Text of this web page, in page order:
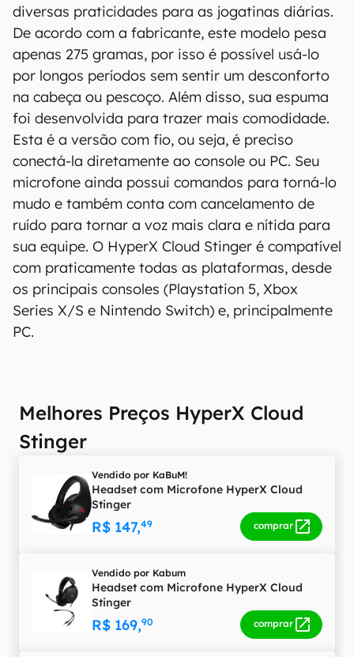
diversas praticidades para as jogatinas diárias.
De acordo com a fabricante, este modelo pesa
apenas 275 gramas, por isso é possível usá-lo
por longos períodos sem sentir um desconforto
na cabeça ou pescoço. Além disso, sua espuma
foi desenvolvida para trazer mais comodidade.
Esta é a versão com fio, ou seja, é preciso
conectá-la diretamente ao console ou PC. Seu
microfone ainda possui comandos para torná-lo
mudo e também conta com cancelamento de
ruído para tornar a voz mais clara e nítida para
sua equipe. O HyperX Cloud Stinger é compatível
com praticamente todas as plataformas, desde
os principais consoles (Playstation 5, Xbox
Series X/S e Nintendo Switch) e, principalmente
PC.
Melhores Preços HyperX Cloud
Stinger
Vendido por KaBuM!
Headset com Microfone HyperX Cloud
Stinger
R$ 147,49 comprar
Vendido por Kabum
Headset com Microfone HyperX Cloud
Stinger
R$ 169,90 comprar
O Canaltech mantém esforço constante para
encontrar e manter atualizadas as
informações presentes em nossas fichas
técnicas, porém tenha em mente que
especificações e recursos podem variar entre
regiões e países. Portanto, recomendamos
que você visite o site oficial do fabricante ou
operadora que comercializa o produto para
confirmar suas características detalhadas e
regionais.
informações. As informações são fornecidas
"como estão", sem qualquer garantia de
precisão, detalhes, variações ou em relação
informações.